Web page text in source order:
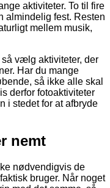
aktiviteter. To til fire
almindelig fest. Resten
mellem musik,
vælg aktiviteter, der
Har du mange
så ikke alle skal
derfor fotoaktiviteter
i stedet for at afbryde
nemt
nødvendigvis de
bruger. Når noget